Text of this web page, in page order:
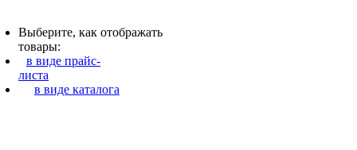
Выберите, как отображать
товары:
в виде прайс-
листа
в виде каталога